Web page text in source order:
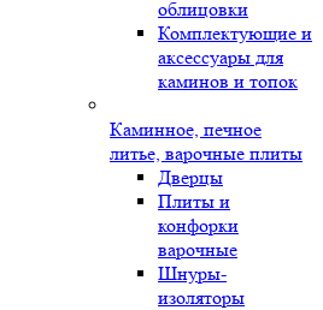
облицовки
Комплектующие и
аксессуары для
каминов и топок
Каминное, печное
литье, варочные плиты
Дверцы
Плиты и
конфорки
варочные
Шнуры-
изоляторы